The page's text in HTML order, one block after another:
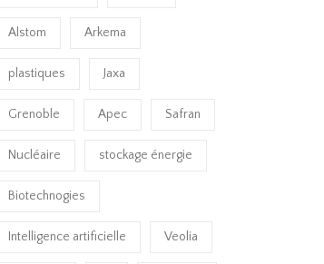
Alstom Arkema
plastiques Jaxa
Grenoble Apec Safran
Nucléaire stockage énergie
Biotechnogies
Intelligence artificielle Veolia